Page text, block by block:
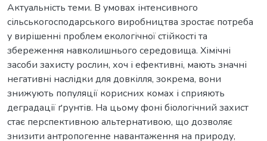
Актуальність теми. В умовах інтенсивного
сільськогосподарського виробництва зростає потреба
у вирішенні проблем екологічної стійкості та
збереження навколишнього середовища. Хімічні
засоби захисту рослин, хоч і ефективні, мають значні
негативні наслідки для довкілля, зокрема, вони
знижують популяції корисних комах і сприяють
деградації ґрунтів. На цьому фоні біологічний захист
стає перспективною альтернативою, що дозволяє
знизити антропогенне навантаження на природу,